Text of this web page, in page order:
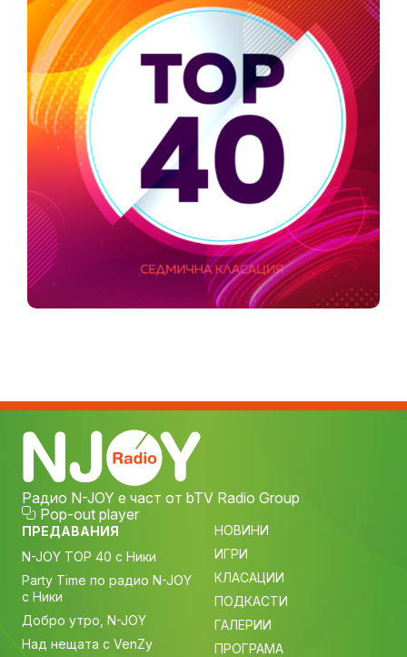
Радио N-JOY е част от bTV Radio Group
Pop-out player
ПРЕДАВАНИЯ
N-JOY TOP 40 с Ники
Party Time по радио N-JOY
с Ники
Добро утро, N-JOY
Над нещата с VenZy
НОВИНИ
ИГРИ
КЛАСАЦИИ
ПОДКАСТИ
ГАЛЕРИИ
ПРОГРАМА